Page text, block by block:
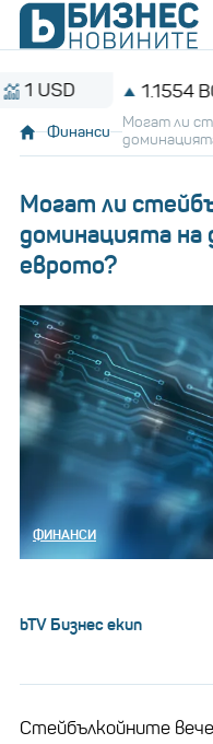
1.1554 BGN
Финанси
Могат ли
Могат ли
доминацията на
еврото?
ФИНАНСИ
bTV Бизнес екип
Стейбълкойните